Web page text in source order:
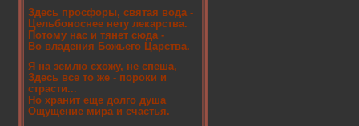
Здесь просфоры, святая вода -
Цельбоноснее нету лекарства.
Потому нас и тянет сюда -
Во владения Божьего Царства.
Я на землю схожу, не спеша,
Здесь все то же - пороки и
страсти...
Но хранит еще долго душа
Ощущение мира и счастья.